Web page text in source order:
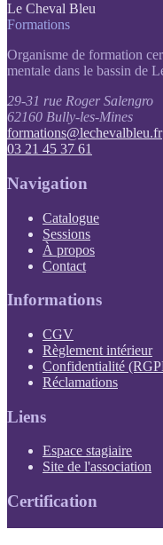
Le Cheval Bleu
Formations
Organisme de formation
mentale dans le bassin de
29-31 rue Roger Salengro
62160 Bully-les-Mines
formations@lechevalbleu.fr
03 21 45 37 61
Navigation
Catalogue
Sessions
À propos
Contact
Informations
CGV(PDF, s'ouvre
Règlement intérieur
Confidentialité
Réclamations
Liens
Espace stagiaire
Site de l'association
Certification